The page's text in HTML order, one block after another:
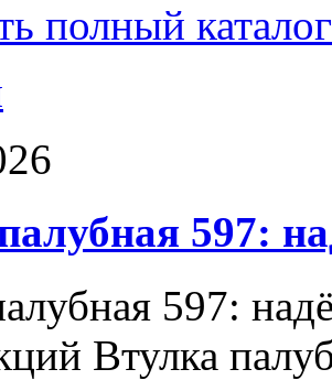
полный каталог
597:
597:
Втулка